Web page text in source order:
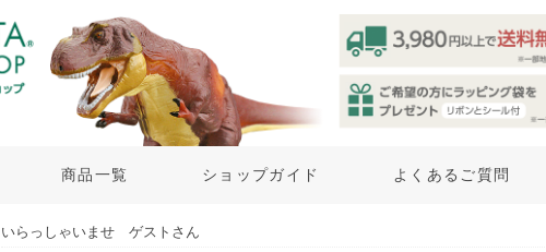
商品一覧 ショップガイド よくあるご質問
いらっしゃいませ ゲストさん